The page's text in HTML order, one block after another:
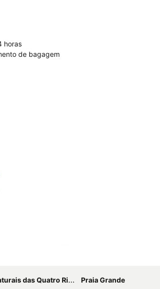
horas
de bagagem
das Quatro Ribeiras
Praia Grande